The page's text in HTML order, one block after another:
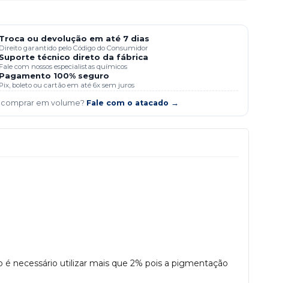
Troca ou devolução em até 7 dias
Direito garantido pelo Código do Consumidor
Suporte técnico direto da fábrica
Fale com nossos especialistas químicos
Pagamento 100% seguro
Pix, boleto ou cartão em até 6x sem juros
comprar em volume? Fale com o atacado →
necessário utilizar mais que 2% pois a pigmentação